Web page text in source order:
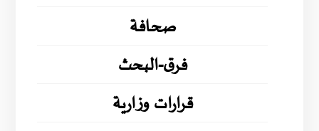
صحافة
فرق-البحث
قرارات وزارية